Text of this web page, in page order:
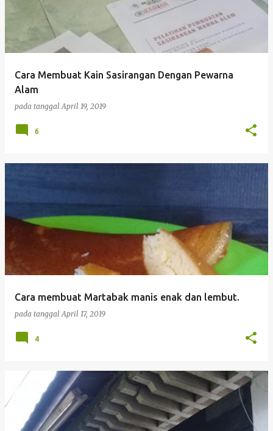
Cara Membuat Kain Sasirangan Dengan Pewarna
Alam
pada tanggalApril 19, 2019
6
Cara membuat Martabak manis enak dan lembut.
pada tanggalApril 17, 2019
4